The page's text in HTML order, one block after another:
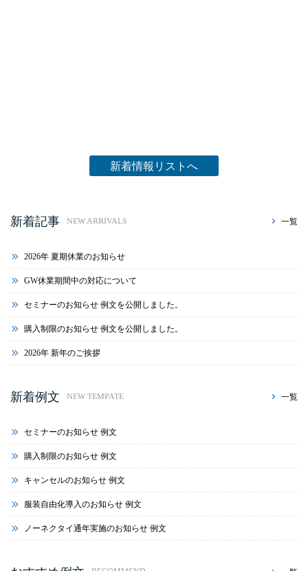
新着情報リストへ
新着記事 NEW ARRIVALS 一覧
2026年 夏期休業のお知らせ
GW休業期間中の対応について
セミナーのお知らせ 例文を公開しました。
購入制限のお知らせ 例文を公開しました。
2026年 新年のご挨拶
新着例文 NEW TEMPATE 一覧
セミナーのお知らせ 例文
購入制限のお知らせ 例文
キャンセルのお知らせ 例文
服装自由化導入のお知らせ 例文
ノーネクタイ通年実施のお知らせ 例文